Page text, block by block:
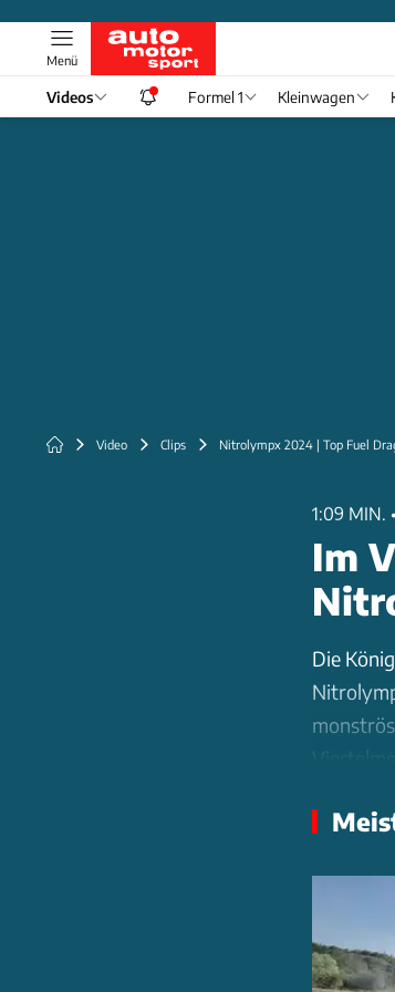
Menü
Videos Formel 1 Kleinwagen
Video Clips Nitrolympx 2024 | Top Fuel
1:09 MIN. •
Im
Die
pressen